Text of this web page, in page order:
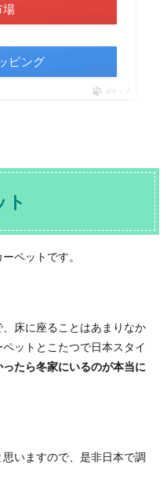
場
ピング
ポチップ
ペットです。
床に座ることはあまりなか
ットとこたつで日本スタイ
たら冬家にいるのが本当に
いますので、是非日本で調